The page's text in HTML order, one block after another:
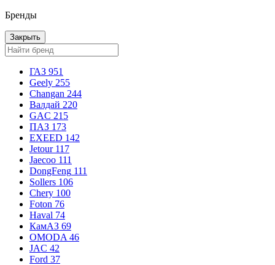
Бренды
Закрыть
ГАЗ 951
Geely 255
Changan 244
Валдай 220
GAC 215
ПАЗ 173
EXEED 142
Jetour 117
Jaecoo 111
DongFeng 111
Sollers 106
Chery 100
Foton 76
Haval 74
КамАЗ 69
OMODA 46
JAC 42
Ford 37